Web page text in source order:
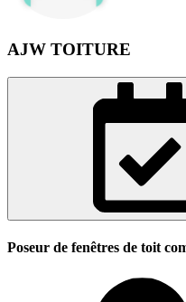
AJW TOITURE
Poseur de fenêtres de toit